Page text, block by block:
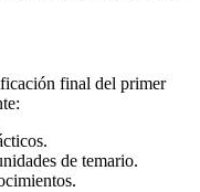
final del primer
de temario.